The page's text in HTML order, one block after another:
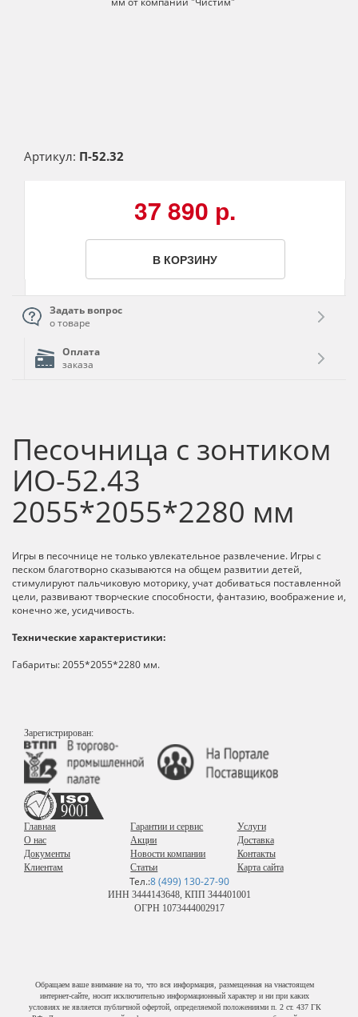
Артикул: П-52.32
37 890 р.
В КОРЗИНУ
Задать вопрос
о товаре
Оплата
заказа
Песочница с зонтиком
ИО-52.43
2055*2055*2280 мм
Игры в песочнице не только увлекательное развлечение. Игры с
песком благотворно сказываются на общем развитии детей,
стимулируют пальчиковую моторику, учат добиваться поставленной
цели, развивают творческие способности, фантазию, воображение и,
конечно же, усидчивость.
Технические характеристики:
Габариты: 2055*2055*2280 мм.
Зарегистрирован:
Главная
О нас
Документы
Клиентам
Гарантии и сервис
Акции
Новости компании
Статьи
Услуги
Доставка
Контакты
Карта сайта
Тел.:8 (499) 130-27-90
ИНН 3444143648, КПП 344401001
ОГРН 1073444002917
Обращаем ваше внимание на то, что вся информация, размещенная на vнастоящем
интернет-сайте, носит исключительно информационный характер и ни при каких
условиях не является публичной офертой, определяемой положениями п. 2 ст. 437 ГК